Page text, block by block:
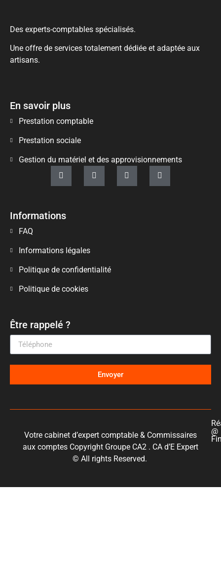
Des experts-comptables spécialisés.
Une offre de services totalement dédiée et adaptée aux
artisans.
En savoir plus
Prestation comptable
Prestation sociale
Gestion du matériel et des approvisionnements
Informations
FAQ
Informations légales
Politique de confidentialité
Politique de cookies
Être rappelé ?
Envoyer
Votre cabinet d’expert comptable & Commissaires
aux comptes Copyright Groupe CA2 . CA d’E Expert
© All rights Reserved.
@